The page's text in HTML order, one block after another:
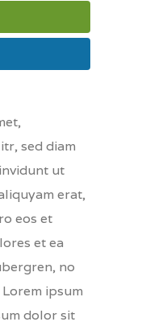
sed diam
ut
erat,
eos et
et ea
no
ipsum
dolor sit